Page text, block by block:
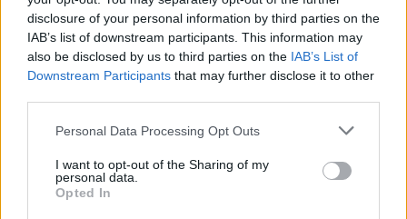
disclosure of your personal information by third parties on the
IAB’s list of downstream participants. This information may
also be disclosed by us to third parties on the IAB’s List of
Downstream Participants that may further disclose it to other
Personal Data Processing Opt Outs
I want to opt-out of the Sharing of my
personal data.
Opted In
In evidenza